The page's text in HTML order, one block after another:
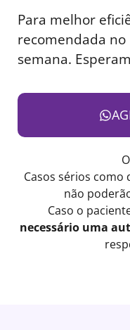
Para melhor
recomendada
semana.
Casos sérios como
não
Caso o
necessário uma